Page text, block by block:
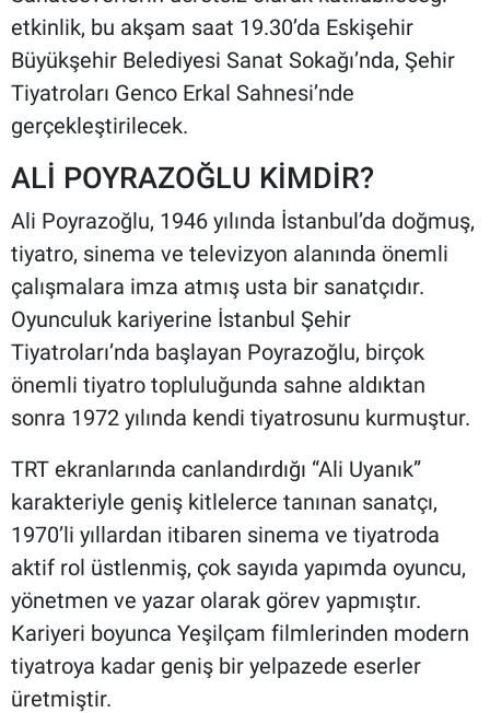
etkinlik, bu akşam saat 19.30’da Eskişehir
Büyükşehir Belediyesi Sanat Sokağı’nda, Şehir
Tiyatroları Genco Erkal Sahnesi’nde
gerçekleştirilecek.
ALİ POYRAZOĞLU KİMDİR?
Ali Poyrazoğlu, 1946 yılında İstanbul’da doğmuş,
tiyatro, sinema ve televizyon alanında önemli
çalışmalara imza atmış usta bir sanatçıdır.
Oyunculuk kariyerine İstanbul Şehir
Tiyatroları’nda başlayan Poyrazoğlu, birçok
önemli tiyatro topluluğunda sahne aldıktan
sonra 1972 yılında kendi tiyatrosunu kurmuştur.
TRT ekranlarında canlandırdığı “Ali Uyanık”
karakteriyle geniş kitlelerce tanınan sanatçı,
1970’li yıllardan itibaren sinema ve tiyatroda
aktif rol üstlenmiş, çok sayıda yapımda oyuncu,
yönetmen ve yazar olarak görev yapmıştır.
Kariyeri boyunca Yeşilçam filmlerinden modern
tiyatroya kadar geniş bir yelpazede eserler
üretmiştir.